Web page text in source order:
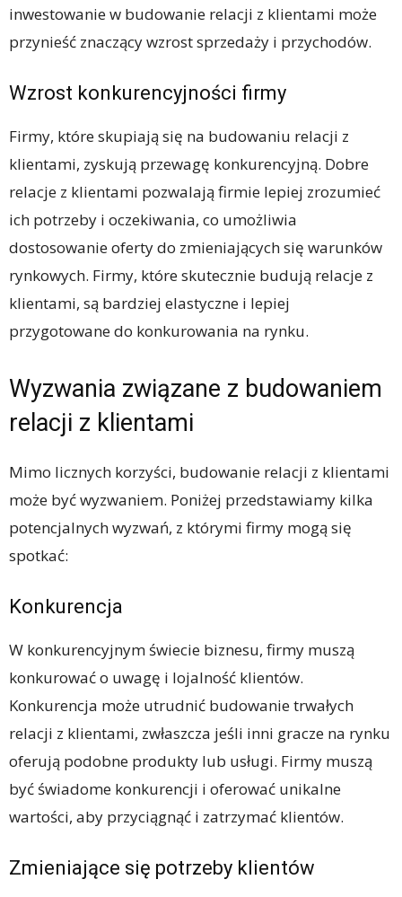
inwestowanie w budowanie relacji z klientami może
przynieść znaczący wzrost sprzedaży i przychodów.
Wzrost konkurencyjności firmy
Firmy, które skupiają się na budowaniu relacji z
klientami, zyskują przewagę konkurencyjną. Dobre
relacje z klientami pozwalają firmie lepiej zrozumieć
ich potrzeby i oczekiwania, co umożliwia
dostosowanie oferty do zmieniających się warunków
rynkowych. Firmy, które skutecznie budują relacje z
klientami, są bardziej elastyczne i lepiej
przygotowane do konkurowania na rynku.
Wyzwania związane z budowaniem
relacji z klientami
Mimo licznych korzyści, budowanie relacji z klientami
może być wyzwaniem. Poniżej przedstawiamy kilka
potencjalnych wyzwań, z którymi firmy mogą się
spotkać:
Konkurencja
W konkurencyjnym świecie biznesu, firmy muszą
konkurować o uwagę i lojalność klientów.
Konkurencja może utrudnić budowanie trwałych
relacji z klientami, zwłaszcza jeśli inni gracze na rynku
oferują podobne produkty lub usługi. Firmy muszą
być świadome konkurencji i oferować unikalne
wartości, aby przyciągnąć i zatrzymać klientów.
Zmieniające się potrzeby klientów